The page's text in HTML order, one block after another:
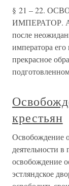
§ 21 – 22.
ИМПЕРАТОР.
после
императора
прекрасное
крестьян
Освобождение
деятельности
освобождение
эстляндское